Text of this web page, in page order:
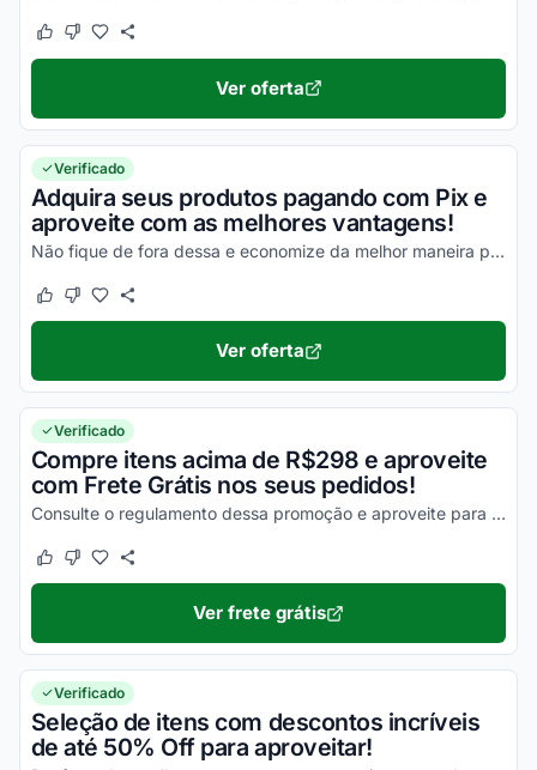
Este cupom funcionou
Este cupom não funcionou
Ver oferta
Verificado
Adquira seus produtos pagando com Pix e
aproveite com as melhores vantagens!
Não fique de fora dessa e economize da melhor maneira possível!
Este cupom funcionou
Este cupom não funcionou
Ver oferta
Verificado
Compre itens acima de R$298 e aproveite
com Frete Grátis nos seus pedidos!
Consulte o regulamento dessa promoção e aproveite para economizar na entrega dos seus produtos!
Este cupom funcionou
Este cupom não funcionou
Ver frete grátis
Verificado
Seleção de itens com descontos incríveis
de até 50% Off para aproveitar!